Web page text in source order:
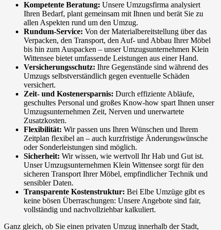
Kompetente Beratung: Unsere Umzugsfirma analysiert
Ihren Bedarf, plant gemeinsam mit Ihnen und berät Sie zu
allen Aspekten rund um den Umzug.
Rundum-Service: Von der Materialbereitstellung über das
Verpacken, den Transport, den Auf- und Abbau Ihrer Möbel
bis hin zum Auspacken – unser Umzugsunternehmen Klein
Wittensee bietet umfassende Leistungen aus einer Hand.
Versicherungsschutz: Ihre Gegenstände sind während des
Umzugs selbstverständlich gegen eventuelle Schäden
versichert.
Zeit- und Kostenersparnis: Durch effiziente Abläufe,
geschultes Personal und großes Know-how spart Ihnen unser
Umzugsunternehmen Zeit, Nerven und unerwartete
Zusatzkosten.
Flexibilität: Wir passen uns Ihren Wünschen und Ihrem
Zeitplan flexibel an – auch kurzfristige Änderungswünsche
oder Sonderleistungen sind möglich.
Sicherheit: Wir wissen, wie wertvoll Ihr Hab und Gut ist.
Unser Umzugsunternehmen Klein Wittensee sorgt für den
sicheren Transport Ihrer Möbel, empfindlicher Technik und
sensibler Daten.
Transparente Kostenstruktur: Bei Elbe Umzüge gibt es
keine bösen Überraschungen: Unsere Angebote sind fair,
vollständig und nachvollziehbar kalkuliert.
Ganz gleich, ob Sie einen privaten Umzug innerhalb der Stadt,